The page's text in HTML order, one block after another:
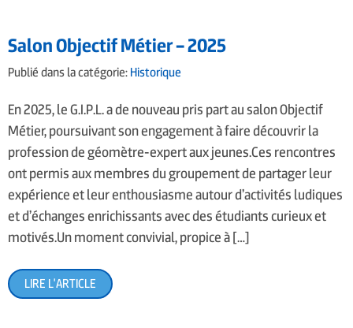
Salon Objectif Métier – 2025
Publié dans la catégorie:Historique
En 2025, le G.I.P.L. a de nouveau pris part au salon Objectif
Métier, poursuivant son engagement à faire découvrir la
profession de géomètre-expert aux jeunes.Ces rencontres
ont permis aux membres du groupement de partager leur
expérience et leur enthousiasme autour d’activités ludiques
et d’échanges enrichissants avec des étudiants curieux et
motivés.Un moment convivial, propice à […]
LIRE L'ARTICLE